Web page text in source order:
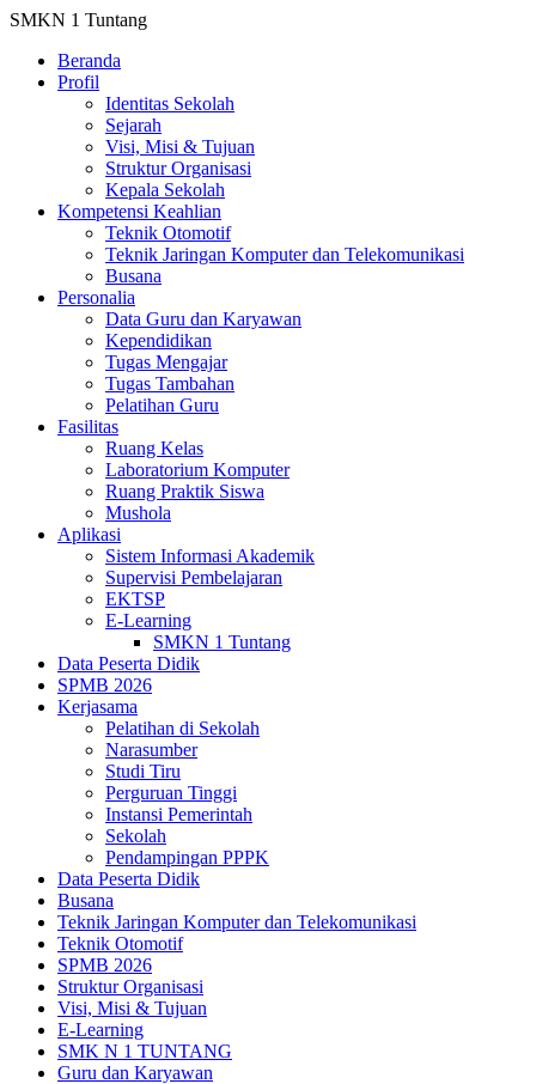
SMKN 1 Tuntang
Beranda
Profil
Identitas Sekolah
Sejarah
Visi, Misi & Tujuan
Struktur Organisasi
Kepala Sekolah
Kompetensi Keahlian
Teknik Otomotif
Teknik Jaringan Komputer dan Telekomunikasi
Busana
Personalia
Data Guru dan Karyawan
Kependidikan
Tugas Mengajar
Tugas Tambahan
Pelatihan Guru
Fasilitas
Ruang Kelas
Laboratorium Komputer
Ruang Praktik Siswa
Mushola
Aplikasi
Sistem Informasi Akademik
Supervisi Pembelajaran
EKTSP
E-Learning
SMKN 1 Tuntang
Data Peserta Didik
SPMB 2026
Kerjasama
Pelatihan di Sekolah
Narasumber
Studi Tiru
Perguruan Tinggi
Instansi Pemerintah
Sekolah
Pendampingan PPPK
Data Peserta Didik
Busana
Teknik Jaringan Komputer dan Telekomunikasi
Teknik Otomotif
SPMB 2026
Struktur Organisasi
Visi, Misi & Tujuan
E-Learning
SMK N 1 TUNTANG
Guru dan Karyawan